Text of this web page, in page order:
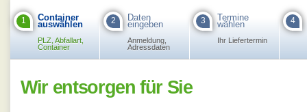
1 Container
auswählen
PLZ, Abfallart,
Container
2 Daten
eingeben
Anmeldung,
Adressdaten
3 Termine
wählen
Ihr Liefertermin
4
Wir entsorgen für Sie